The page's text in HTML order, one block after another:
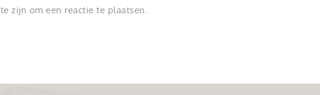
te zijn om een reactie te plaatsen.